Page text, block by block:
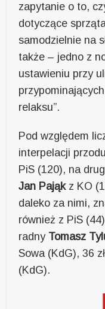
zapytanie o to,
dotyczące
samodzielnie na
także – jedno z
ustawieniu przy
relaksu”.
Pod względem
interpelacji
PiS (120), na
Jan Pająkz KO
daleko za nimi,
również z PiS
radny Tomasz
Sowa (KdG), 36
(KdG).